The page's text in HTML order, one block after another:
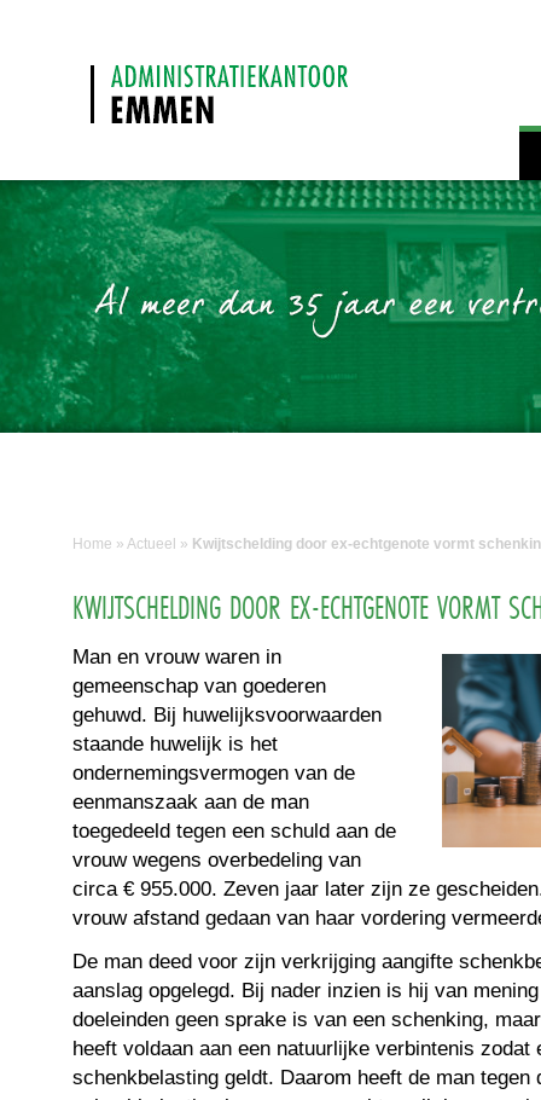
Home » Actueel » Kwijtschelding door ex-echtgenote vormt
KWIJTSCHELDING DOOR EX-ECHTGENOTE VORMT
Man en vrouw waren in
gemeenschap van goederen
gehuwd. Bij huwelijksvoorwaarden
staande huwelijk is het
ondernemingsvermogen van de
eenmanszaak aan de man
toegedeeld tegen een schuld aan de
vrouw wegens overbedeling van
circa € 955.000. Zeven jaar later zijn ze
vrouw afstand gedaan van haar vordering
De man deed voor zijn verkrijging aangifte
aanslag opgelegd. Bij nader inzien is hij van
doeleinden geen sprake is van een schenking,
heeft voldaan aan een natuurlijke verbintenis zodat
schenkbelasting geldt. Daarom heeft de man tegen